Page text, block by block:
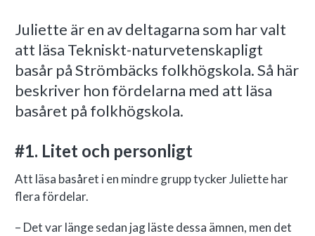
Juliette är en av deltagarna som har valt
att läsa Tekniskt-naturvetenskapligt
basår på Strömbäcks folkhögskola. Så här
beskriver hon fördelarna med att läsa
basåret på folkhögskola.
#1. Litet och personligt
Att läsa basåret i en mindre grupp tycker Juliette har
flera fördelar.
– Det var länge sedan jag läste dessa ämnen, men det